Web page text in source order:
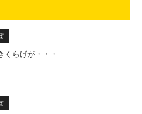
くらげが・・・